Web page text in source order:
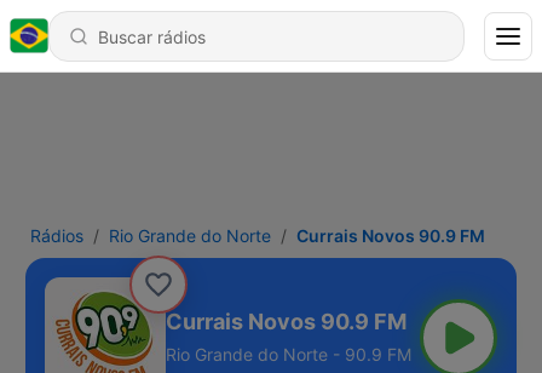
Rádios Rio Grande do Norte Currais Novos 90.9 FM
Currais Novos 90.9 FM
Rio Grande do Norte - 90.9 FM